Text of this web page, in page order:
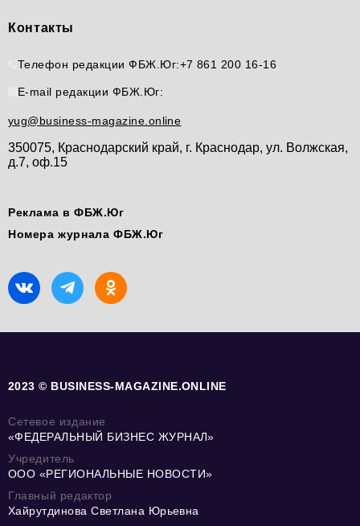
Контакты
Телефон редакции ФБЖ.Юг:+7 861 200 16-16
E-mail редакции ФБЖ.Юг:
yug@business-magazine.online
350075, Краснодарский край, г. Краснодар, ул. Волжская,
д.7, оф.15
Реклама в ФБЖ.Юг
Номера журнала ФБЖ.Юг
2023 © BUSINESS-MAGAZINE.ONLINE
Сетевое издание
«ФЕДЕРАЛЬНЫЙ БИЗНЕС ЖУРНАЛ»
Учредитель
ООО «РЕГИОНАЛЬНЫЕ НОВОСТИ»
Главный редактор
Хайрутдинова Светлана Юрьевна